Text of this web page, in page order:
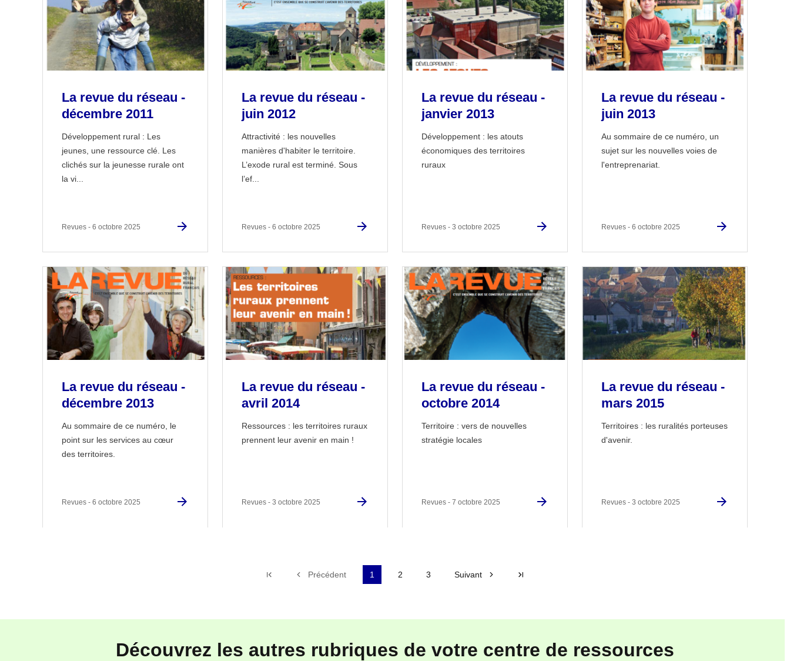
La revue du réseau -
décembre 2011
Développement rural : Les
jeunes, une ressource clé. Les
clichés sur la jeunesse rurale ont
la vi...
Revues - 6 octobre 2025
La revue du réseau -
juin 2012
Attractivité : les nouvelles
manières d'habiter le territoire.
L’exode rural est terminé. Sous
l’ef...
Revues - 6 octobre 2025
La revue du réseau -
janvier 2013
Développement : les atouts
économiques des territoires
ruraux
Revues - 3 octobre 2025
La revue du réseau -
juin 2013
Au sommaire de ce numéro, un
sujet sur les nouvelles voies de
l'entreprenariat.
Revues - 6 octobre 2025
La revue du réseau -
décembre 2013
Au sommaire de ce numéro, le
point sur les services au cœur
des territoires.
Revues - 6 octobre 2025
La revue du réseau -
avril 2014
Ressources : les territoires ruraux
prennent leur avenir en main !
Revues - 3 octobre 2025
La revue du réseau -
octobre 2014
Territoire : vers de nouvelles
stratégie locales
Revues - 7 octobre 2025
La revue du réseau -
mars 2015
Territoires : les ruralités porteuses
d'avenir.
Revues - 3 octobre 2025
Première page
Précédent 1 2 3 Suivant
Découvrez les autres rubriques de votre centre de ressources